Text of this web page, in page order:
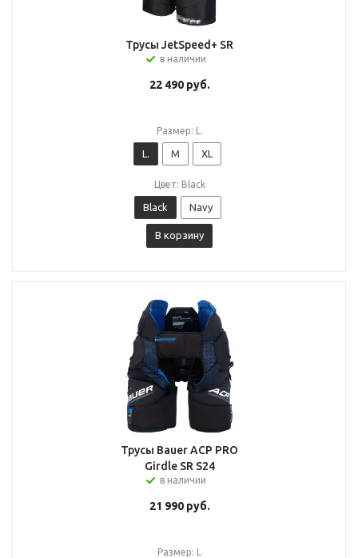
Трусы JetSpeed+ SR
в наличии
22 490руб.
Размер: L.
L. M XL
Цвет: Black
Black Navy
В корзину
Трусы Bauer ACP PRO
Girdle SR S24
в наличии
21 990руб.
Размер: L